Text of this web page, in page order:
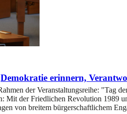
erinnern,
der Veranstaltungsreihe: "Tag
Mit der Friedlichen Revolution 1989
von breitem bürgerschaftlichem